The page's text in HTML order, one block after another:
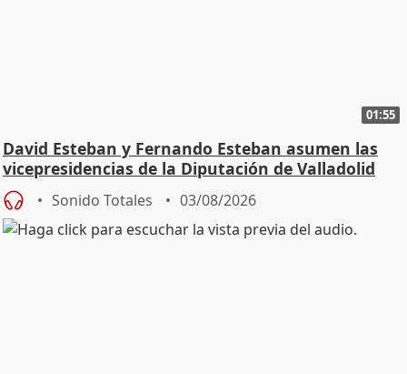
01:55
David Esteban y Fernando Esteban asumen las
vicepresidencias de la Diputación de Valladolid
Sonido Totales 03/08/2026